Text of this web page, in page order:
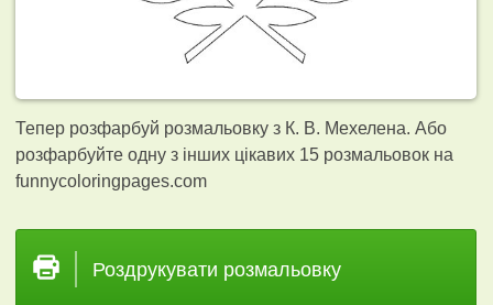
Тепер розфарбуй розмальовку з К. В. Мехелена. Або
розфарбуйте одну з інших цікавих 15 розмальовок на
funnycoloringpages.com
Роздрукувати розмальовку